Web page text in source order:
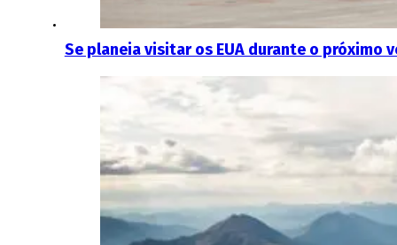
Se planeia visitar os EUA durante o próximo